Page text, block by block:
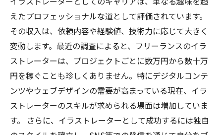
えたプロフェッショナルな道として評価されています。
その収入は、依頼内容や経験値、技術力に応じて大きく
変動します。最近の調査によると、フリーランスのイラ
ストレーターは、プロジェクトごとに数万円から数十万
円を稼ぐことも珍しくありません。特にデジタルコンテ
ンツやウェブデザインの需要が高まっている現在、イラ
ストレーターのスキルが求められる場面は増加していま
す。 さらに、イラストレーターとして成功するには独自